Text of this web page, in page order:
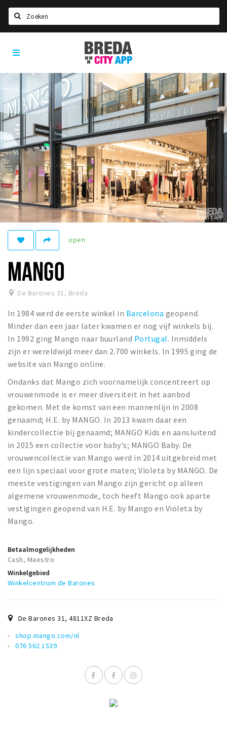
Home
Agenda
Deals
Party pics
Nieuws, interviews & blogs
Eten
Drinken
Slapen
Recreatief
Winkels
Winkelgebieden
Bezienswaardigheden
Musea, theaters & podia
Uitjes & activiteiten
Toeristische routes
Natuurgebieden
Baroniepoorten
Sport
Privacy
Inloggen
Breda
City
App
open
MANGO
De Barones 31, Breda
In 1984 werd de eerste winkel in Barcelona geopend.
Minder dan een jaar later kwamen er nog vijf winkels bij.
In 1992 ging Mango naar buurland Portugal. Inmiddels
zijn er wereldwijd meer dan 2.700 winkels. In 1995 ging de
website van Mango online.
Ondanks dat Mango zich voornamelijk concentreert op
vrouwenmode is er meer diversiteit in het aanbod
gekomen. Met de komst van een mannenlijn in 2008
genaamd; H.E. by MANGO. In 2013 kwam daar een
kindercollectie bij genaamd; MANGO Kids en aansluitend
in 2015 een collectie voor baby's; MANGO Baby. De
vrouwencollectie van Mango werd in 2014 uitgebreid met
een lijn speciaal voor grote maten; Violeta by MANGO. De
meeste vestigingen van Mango zijn gericht op alleen
algemene vrouwenmode, toch heeft Mango ook aparte
vestigingen geopend van H.E. by Mango en Violeta by
Mango.
Betaalmogelijkheden
Cash, Maestro
Winkelgebied
Winkelcentrum de Barones
De Barones 31,4811XZ Breda
shop.mango.com/nl
076 562 1539